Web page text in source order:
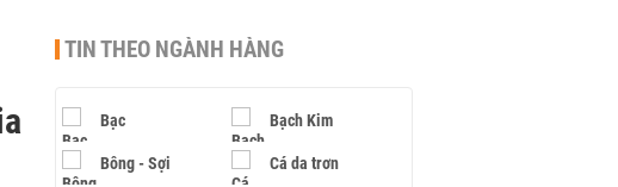
TIN THEO NGÀNH HÀNG
Bạc Bạch Kim
Bông - Sợi Cá da trơn